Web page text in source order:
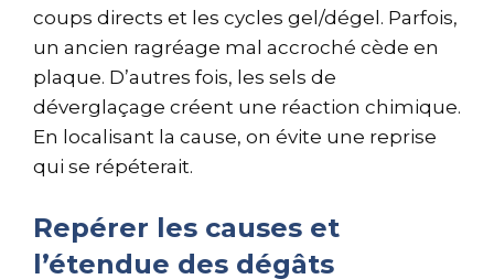
coups directs et les cycles gel/dégel. Parfois,
un ancien ragréage mal accroché cède en
plaque. D’autres fois, les sels de
déverglaçage créent une réaction chimique.
En localisant la cause, on évite une reprise
qui se répéterait.
Repérer les causes et
l’étendue des dégâts